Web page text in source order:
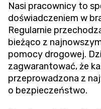
Nasi pracownicy to
doświadczeniem w
Regularnie
bieżąco z
pomocy drogowej.
zagwarantować, że
przeprowadzona z
o bezpieczeństwo.